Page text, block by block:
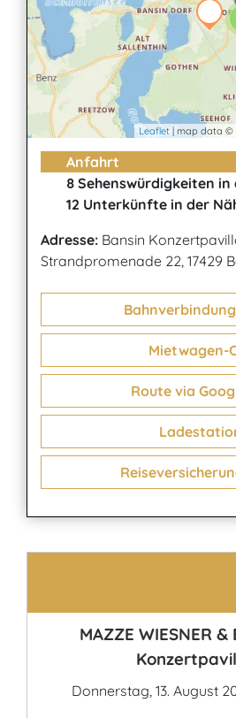
Leaflet | map data ©
Anfahrt
8 Sehenswürdigkeiten in
12 Unterkünfte in der
Adresse: Bansin
Strandpromenade 22, 17429
Mietwagen-
Route via
MAZZE WIESNER
Donnerstag, 13. August